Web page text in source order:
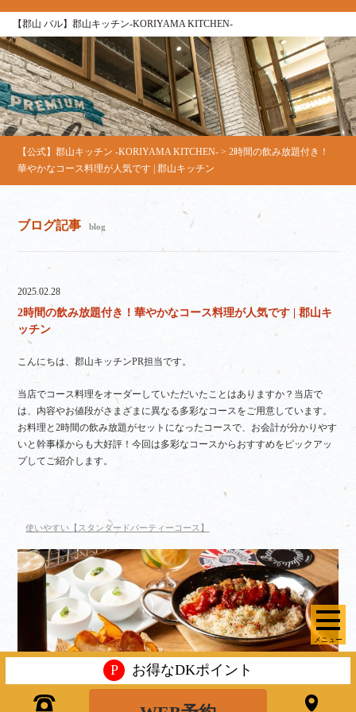
【郡山 バル】郡山キッチン-KORIYAMA KITCHEN-
メニュー
【公式】郡山キッチン -KORIYAMA KITCHEN- >2時間の飲み放題付き！
華やかなコース料理が人気です | 郡山キッチン
ブログ記事 blog
2025.02.28
2時間の飲み放題付き！華やかなコース料理が人気です | 郡山キ
ッチン
こんにちは、郡山キッチンPR担当です。
当店でコース料理をオーダーしていただいたことはありますか？当店で
は、内容やお値段がさまざまに異なる多彩なコースをご用意しています。
お料理と2時間の飲み放題がセットになったコースで、お会計が分かりやす
いと幹事様からも大好評！今回は多彩なコースからおすすめをピックアッ
プしてご紹介します。
使いやすい【スタンダードパーティーコース】
P お得なDKポイント